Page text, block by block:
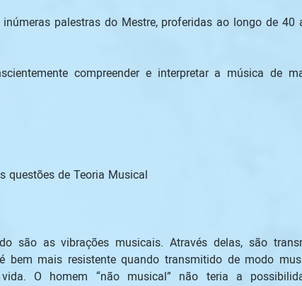
palestras do Mestre, proferidas ao longo de 40
compreender e interpretar a música de
questões de Teoria Musical
são as vibrações musicais. Através delas, são
bem mais resistente quando transmitido de modo
O homem “não musical” não teria a